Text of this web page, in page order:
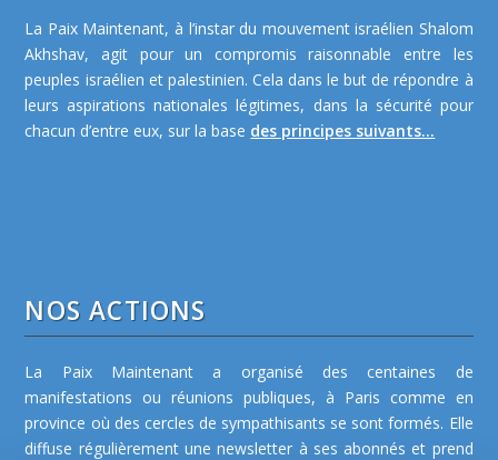
La Paix Maintenant, à l’instar du mouvement israélien Shalom
Akhshav, agit pour un compromis raisonnable entre les
peuples israélien et palestinien. Cela dans le but de répondre à
leurs aspirations nationales légitimes, dans la sécurité pour
chacun d’entre eux, sur la base des principes suivants...
NOS ACTIONS
La Paix Maintenant a organisé des centaines de
manifestations ou réunions publiques, à Paris comme en
province où des cercles de sympathisants se sont formés. Elle
diffuse régulièrement une newsletter à ses abonnés et prend